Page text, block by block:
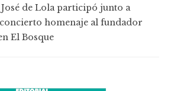
de Lola participó junto a
homenaje al fundador
El Bosque